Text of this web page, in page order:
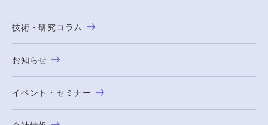
技術・研究コラム
お知らせ
イベント・セミナー